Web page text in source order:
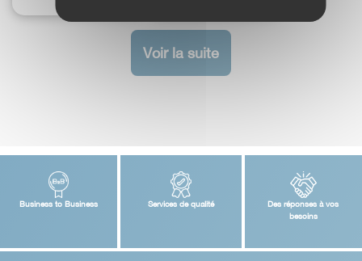
Voir la suite
Business to Business Services de qualité
Des réponses à vos
besoins